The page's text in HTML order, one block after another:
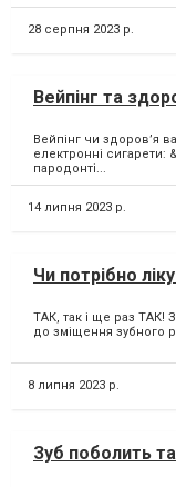
28 серпня 2023 р.
Вейпінг та
Вейпінг чи здоровʼя
електронні
пародонті...
14 липня 2023 р.
Чи потрібно
ТАК, так і ще раз ТАК!
до зміщення зубного
8 липня 2023 р.
Зуб поболить